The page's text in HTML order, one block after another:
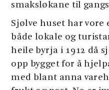
smaksløkane til
Sjølve huset har vore
både lokale og
heile byrja i 1912 då
opp bygget for å
med blant anna